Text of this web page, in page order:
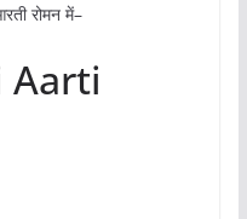
रोमन में–
Aarti